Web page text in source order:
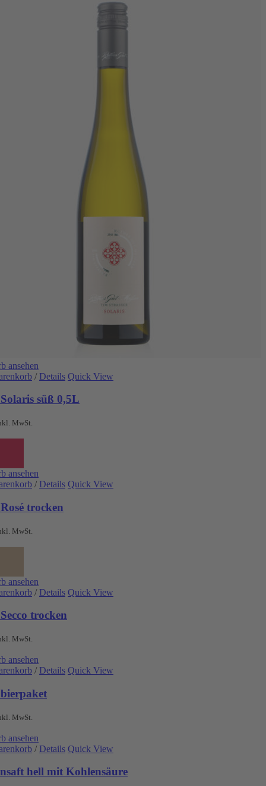
ansehen
/ Details Quick View
süß 0,5L
MwSt.
ansehen
/ Details Quick View
trocken
MwSt.
ansehen
/ Details Quick View
trocken
MwSt.
ansehen
/ Details Quick View
MwSt.
ansehen
/ Details Quick View
hell mit Kohlensäure